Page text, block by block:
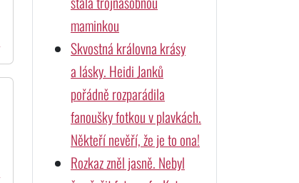
maminkou
Skvostná královna krásy
a lásky. Heidi Janků
pořádně rozparádila
fanoušky fotkou v plavkách.
Někteří nevěří, že je to ona!
Rozkaz zněl jasně. Nebyl